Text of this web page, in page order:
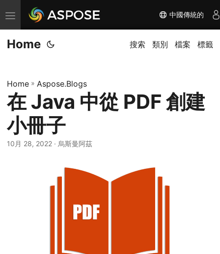
切
换
导
中國傳統的
Home 搜索 類別 檔案 標籤
Home » Aspose.Blogs
在 Java 中從 PDF 創建
小冊子
10月 28, 2022 · 烏斯曼阿茲